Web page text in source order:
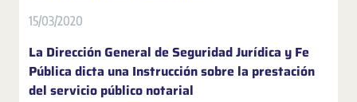
15/03/2020
La Dirección General de Seguridad Jurídica y Fe
Pública dicta una Instrucción sobre la prestación
del servicio público notarial